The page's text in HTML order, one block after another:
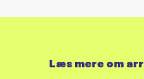
Læs mere om